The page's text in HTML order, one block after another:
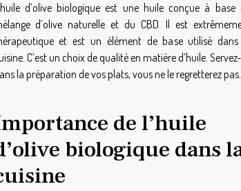
d’olive biologique est une huile conçue à base
d’olive naturelle et du CBD. Il est
et est un élément de base utilisé
C’est un choix de qualité en matière d’huile.
la préparation de vos plats, vous ne le regretterez pas.
de l’huile
biologique dans